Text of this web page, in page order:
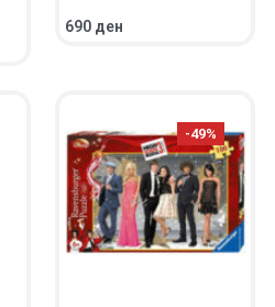
690 ден
-49%